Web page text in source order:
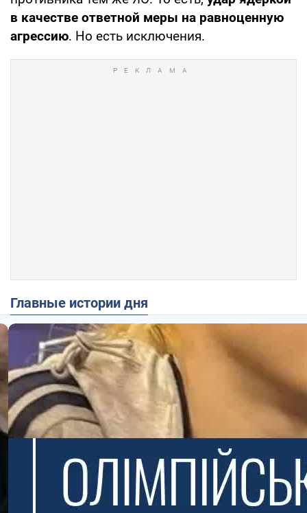
в качестве ответной меры на равноценную
агрессию. Но есть исключения.
Главные истории дня